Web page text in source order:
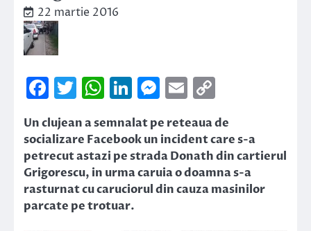
22 martie 2016
Facebook
Twitter
WhatsApp
LinkedIn
Messenger
Email
Link
Un clujean a semnalat pe reteaua de
socializare Facebook un incident care s-a
petrecut astazi pe strada Donath din cartierul
Grigorescu, in urma caruia o doamna s-a
rasturnat cu caruciorul din cauza masinilor
parcate pe trotuar.